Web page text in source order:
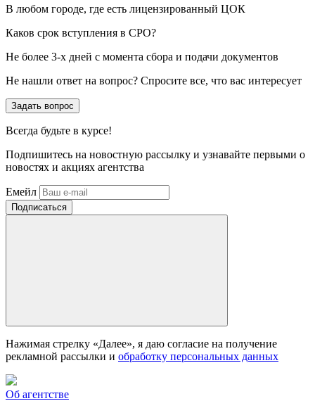
В любом городе, где есть лицензированный ЦОК
Каков срок вступления в СРО?
Не более 3-х дней с момента сбора и подачи документов
Не нашли ответ на вопрос? Спросите все, что вас интересует
Задать вопрос
Всегда будьте в курсе!
Подпишитесь на новостную рассылку и узнавайте первыми о
новостях и акциях агентства
Емейл
Нажимая стрелку «Далее», я даю согласие на получение
рекламной рассылки и обработку персональных данных
Об агентстве